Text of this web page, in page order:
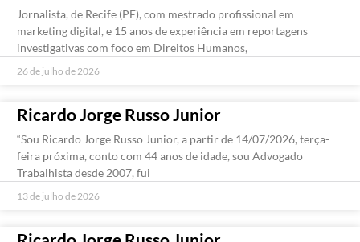
Jornalista, de Recife (PE), com mestrado profissional em
marketing digital, e 15 anos de experiência em reportagens
investigativas com foco em Direitos Humanos,
26 de julho de 2026
Ricardo Jorge Russo Junior
“Sou Ricardo Jorge Russo Junior, a partir de 14/07/2026, terça-
feira próxima, conto com 44 anos de idade, sou Advogado
Trabalhista desde 2007, fui
13 de julho de 2026